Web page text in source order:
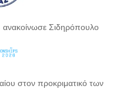
Σιδηρόπουλο
στον προκριματικό των